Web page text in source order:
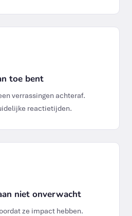
toe bent
verrassingen achteraf.
reactietijden.
niet onverwacht
ze impact hebben.